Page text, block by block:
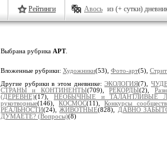
Рейтинги Авось из (+ сутки)
Выбрана рубрика АРТ.
Вложенные рубрики: Художники(53), Фото-арт(5),
Другие рубрики в этом дневнике:ЭКОЛОГИЯ(7),
СТРАНЫ и КОНТИНЕНТЫ(709),РЕКОРДЫ(2),
(ДЕРЕВНЕ)(17), НЕОБЫЧНЫЕ и ТАЛАНТЛИВЫЕ
рукотворные(146),КОСМОС(11),Конкурсы
РЕАЛЬНОСТИ(24),ЖИВОТНЫЕ(828), ДАВНО
ДУМАЕТЕ? (Вопросы)(8)